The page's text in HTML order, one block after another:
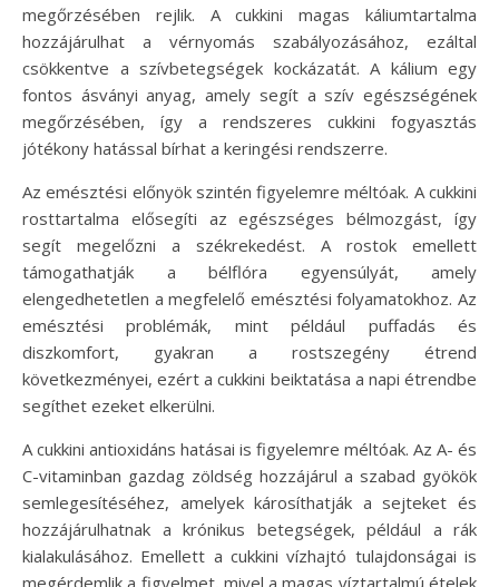
megőrzésében rejlik. A cukkini magas káliumtartalma
hozzájárulhat a vérnyomás szabályozásához, ezáltal
csökkentve a szívbetegségek kockázatát. A kálium egy
fontos ásványi anyag, amely segít a szív egészségének
megőrzésében, így a rendszeres cukkini fogyasztás
jótékony hatással bírhat a keringési rendszerre.
Az emésztési előnyök szintén figyelemre méltóak. A cukkini
rosttartalma elősegíti az egészséges bélmozgást, így
segít megelőzni a székrekedést. A rostok emellett
támogathatják a bélflóra egyensúlyát, amely
elengedhetetlen a megfelelő emésztési folyamatokhoz. Az
emésztési problémák, mint például puffadás és
diszkomfort, gyakran a rostszegény étrend
következményei, ezért a cukkini beiktatása a napi étrendbe
segíthet ezeket elkerülni.
A cukkini antioxidáns hatásai is figyelemre méltóak. Az A- és
C-vitaminban gazdag zöldség hozzájárul a szabad gyökök
semlegesítéséhez, amelyek károsíthatják a sejteket és
hozzájárulhatnak a krónikus betegségek, például a rák
kialakulásához. Emellett a cukkini vízhajtó tulajdonságai is
megérdemlik a figyelmet, mivel a magas víztartalmú ételek